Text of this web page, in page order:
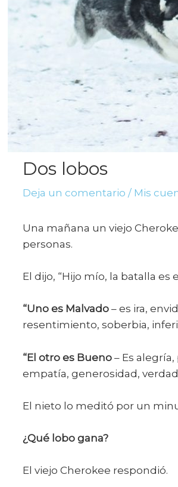
Dos lobos
Deja un comentario / Mis
Una mañana un viejo
personas.
El dijo, “Hijo mío, la batalla
“Uno es Malvado – es ira,
resentimiento, soberbia,
“El otro es Bueno – Es
empatía, generosidad,
El nieto lo meditó por un
¿Qué lobo gana?
El viejo Cherokee respondió.